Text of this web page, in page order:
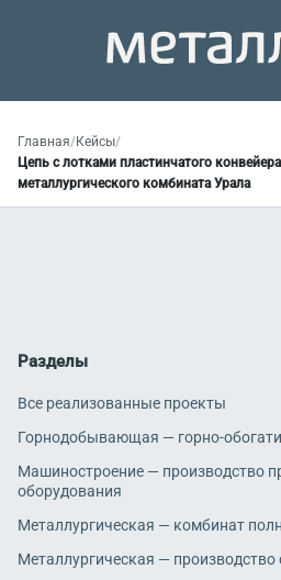
Главная/Кейсы/
Цепь с лотками пластинчатого
металлургического комбината Урала
Разделы
Все реализованные проекты
Горнодобывающая — горно-
Машиностроение — производство
оборудования
Металлургическая — комбинат
Металлургическая — производство